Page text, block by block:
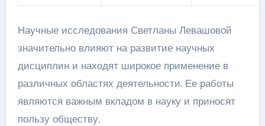
Научные исследования Светланы Левашовой
значительно влияют на развитие научных
дисциплин и находят широкое применение в
различных областях деятельности. Ее работы
являются важным вкладом в науку и приносят
пользу обществу.